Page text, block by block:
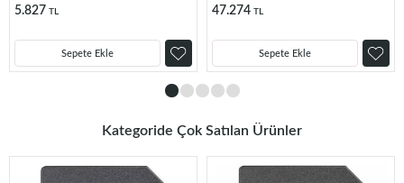
5.827 TL
Sepete Ekle
47.274 TL
Sepete Ekle
Kategoride Çok Satılan Ürünler